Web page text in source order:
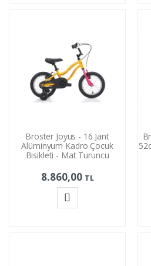
Broster Joyus - 16 Jant
Alüminyum Kadro Çocuk
Bisikleti - Mat Turuncu
8.860,00 TL